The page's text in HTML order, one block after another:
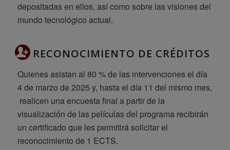
depositadas en ellos, así como sobre las visiones del
mundo tecnológico actual.
RECONOCIMIENTO DE CRÉDITOS
Quienes asistan al 80 % de las intervenciones el día
4 de marzo de 2025 y, hasta el día 11 del mismo mes,
realicen una encuesta final a partir de la
visualización de las películas del programa recibirán
un certificado que les permitirá solicitar el
reconocimiento de 1 ECTS.